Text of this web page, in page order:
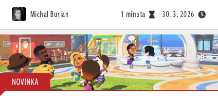
Michal Burian 1 minuta 30. 3. 2026
NOVINKA